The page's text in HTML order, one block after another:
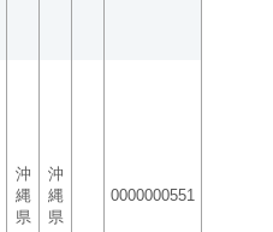
沖
縄
県
沖
縄
県
0000000551